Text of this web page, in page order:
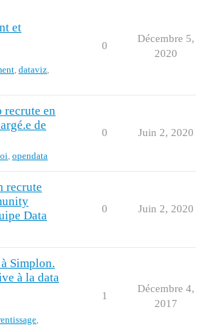
et
, dataviz,
0
Décembre 5,
2020
recrute en
de
opendata
0 Juin 2, 2020
recrute
Data
0 Juin 2, 2020
Simplon.
à la data
,
1
Décembre 4,
2017